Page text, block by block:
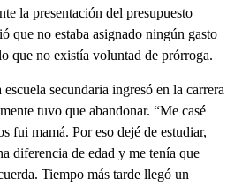
la presentación del presupuesto
que no estaba asignado ningún gasto
que no existía voluntad de prórroga.
secundaria ingresó en la carrera
tuvo que abandonar. “Me casé
fui mamá. Por eso dejé de estudiar,
diferencia de edad y me tenía que
Tiempo más tarde llegó un